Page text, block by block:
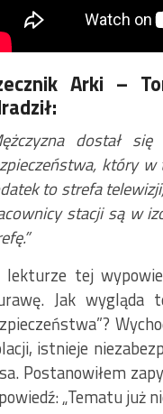
Arki –
dostał
który
to strefa
stacji są w
lekturze tej
Jak wygląda
istnieje
Postanowiłem
„Tematu już